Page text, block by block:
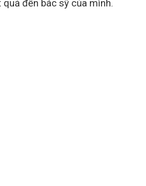
đến bác sỹ của mình.